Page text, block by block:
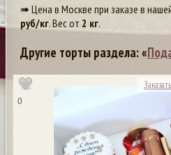
➠ Цена в Москве при заказе в
руб/кг. Вес от 2 кг.
Другие торты раздела: «
0
Заказать